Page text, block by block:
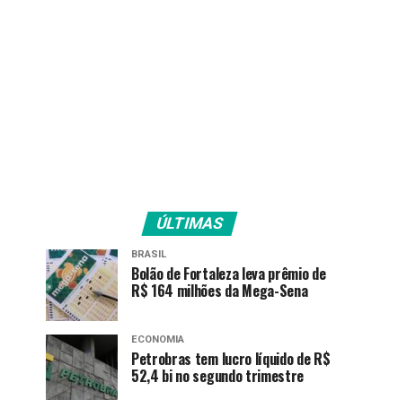
ÚLTIMAS
BRASIL
Bolão de Fortaleza leva prêmio de
R$ 164 milhões da Mega-Sena
ECONOMIA
Petrobras tem lucro líquido de R$
52,4 bi no segundo trimestre